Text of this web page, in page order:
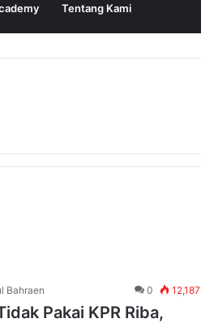
Tentang Kami
Bahraen 0 12,187
Pakai KPR Riba,